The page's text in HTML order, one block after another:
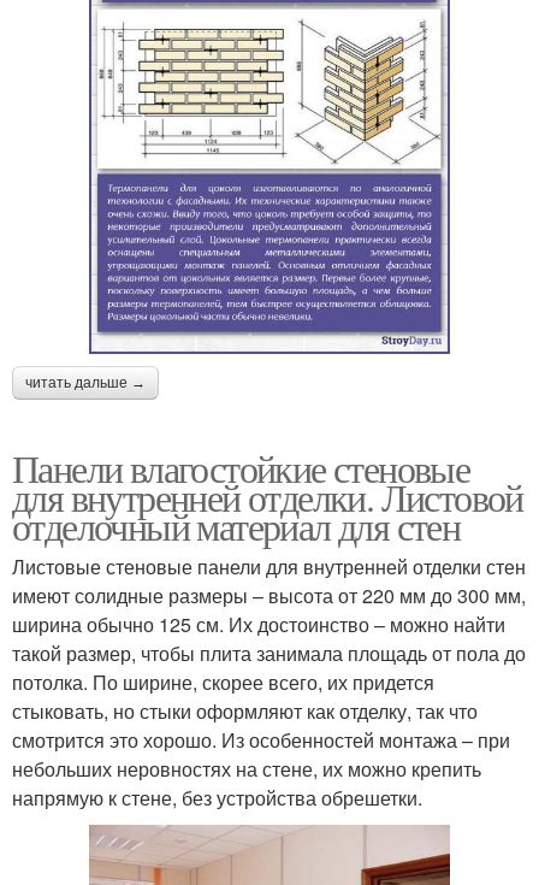
читать дальше →
Панели влагостойкие стеновые
для внутренней отделки. Листовой
отделочный материал для стен
Листовые стеновые панели для внутренней отделки стен
имеют солидные размеры – высота от 220 мм до 300 мм,
ширина обычно 125 см. Их достоинство – можно найти
такой размер, чтобы плита занимала площадь от пола до
потолка. По ширине, скорее всего, их придется
стыковать, но стыки оформляют как отделку, так что
смотрится это хорошо. Из особенностей монтажа – при
небольших неровностях на стене, их можно крепить
напрямую к стене, без устройства обрешетки.